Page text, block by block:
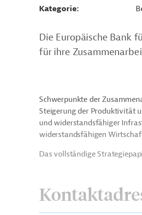
Kategorie
Die Europäische Bank
für ihre
Schwerpunkte der
Steigerung der Produktivität
und widerstandsfähiger
widerstandsfähigen
Das vollständige